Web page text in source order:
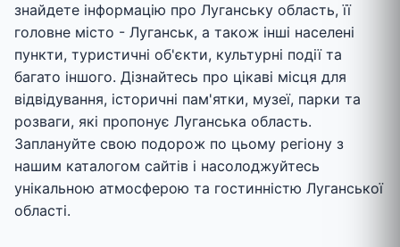
знайдете інформацію про Луганську область, її
головне місто - Луганськ, а також інші населені
пункти, туристичні об'єкти, культурні події та
багато іншого. Дізнайтесь про цікаві місця для
відвідування, історичні пам'ятки, музеї, парки та
розваги, які пропонує Луганська область.
Заплануйте свою подорож по цьому регіону з
нашим каталогом сайтів і насолоджуйтесь
унікальною атмосферою та гостинністю Луганської
області.